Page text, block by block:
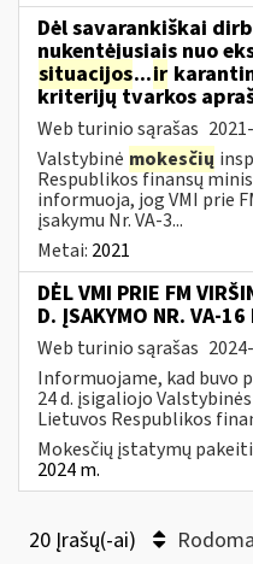
Dėl savarankiškai
nukentėjusiais nuo
situacijos...ir
kriterijų tvarkos
Web turinio sąrašas
Valstybinė mokesčių
Respublikos finansų
informuoja, jog VMI prie
įsakymu Nr. VA-3...
Metai: 2021
DĖL VMI PRIE FM
D. ĮSAKYMO NR. VA-
Web turinio sąrašas
Informuojame, kad buvo
24 d. įsigaliojo Valstybinės
Lietuvos Respublikos
Mokesčių įstatymų
2024 m.
20 Įrašų(-ai)